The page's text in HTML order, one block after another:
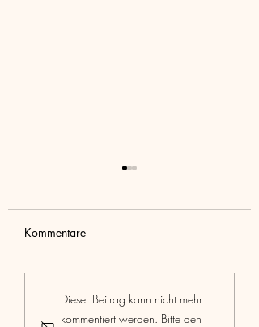
Ärzte erforschen neue
Genesungsmöglichkeiten
Kommentare
Dieser Beitrag kann nicht mehr
kommentiert werden. Bitte den